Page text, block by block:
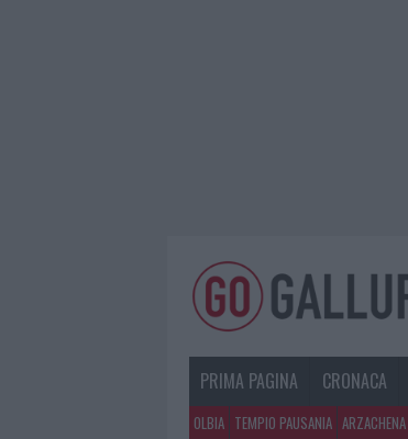
PRIMA PAGINA CRONACA
OLBIA TEMPIO PAUSANIA ARZACHENA